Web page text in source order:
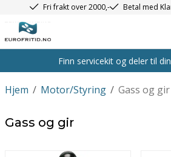
Fri frakt over 2000,- Betal med
Finn servicekit og deler til
/
Hjem /
Motor/Styring Gass og gir
Gass og gir